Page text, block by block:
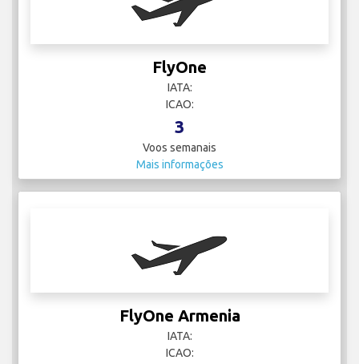
FlyOne
IATA:
ICAO:
3
Voos semanais
Mais informações
FlyOne Armenia
IATA:
ICAO: